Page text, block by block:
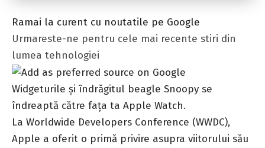
Ramai la curent cu noutatile pe Google
Urmareste-ne pentru cele mai recente stiri din
lumea tehnologiei
Widgeturile și îndrăgitul beagle Snoopy se
îndreaptă către fața ta Apple Watch.
La Worldwide Developers Conference (WWDC),
Apple a oferit o primă privire asupra viitorului său